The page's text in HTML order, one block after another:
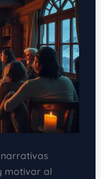
motivar al